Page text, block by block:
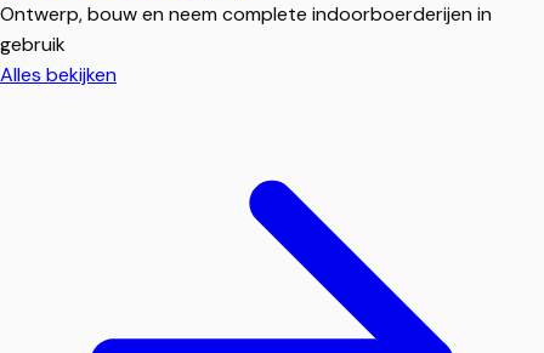
Ontwerp, bouw en neem complete indoorboerderijen in
gebruik
Alles bekijken